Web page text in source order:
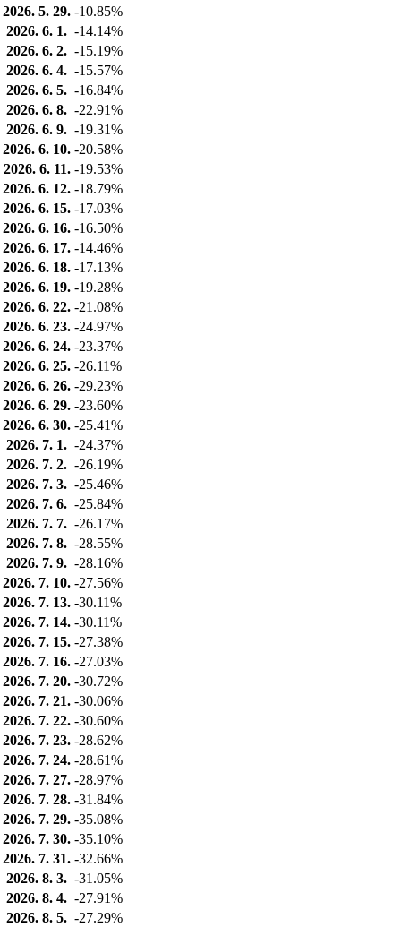
2026. 5. 29. -10.85%
2026. 6. 1. -14.14%
2026. 6. 2. -15.19%
2026. 6. 4. -15.57%
2026. 6. 5. -16.84%
2026. 6. 8. -22.91%
2026. 6. 9. -19.31%
2026. 6. 10. -20.58%
2026. 6. 11. -19.53%
2026. 6. 12. -18.79%
2026. 6. 15. -17.03%
2026. 6. 16. -16.50%
2026. 6. 17. -14.46%
2026. 6. 18. -17.13%
2026. 6. 19. -19.28%
2026. 6. 22. -21.08%
2026. 6. 23. -24.97%
2026. 6. 24. -23.37%
2026. 6. 25. -26.11%
2026. 6. 26. -29.23%
2026. 6. 29. -23.60%
2026. 6. 30. -25.41%
2026. 7. 1. -24.37%
2026. 7. 2. -26.19%
2026. 7. 3. -25.46%
2026. 7. 6. -25.84%
2026. 7. 7. -26.17%
2026. 7. 8. -28.55%
2026. 7. 9. -28.16%
2026. 7. 10. -27.56%
2026. 7. 13. -30.11%
2026. 7. 14. -30.11%
2026. 7. 15. -27.38%
2026. 7. 16. -27.03%
2026. 7. 20. -30.72%
2026. 7. 21. -30.06%
2026. 7. 22. -30.60%
2026. 7. 23. -28.62%
2026. 7. 24. -28.61%
2026. 7. 27. -28.97%
2026. 7. 28. -31.84%
2026. 7. 29. -35.08%
2026. 7. 30. -35.10%
2026. 7. 31. -32.66%
2026. 8. 3. -31.05%
2026. 8. 4. -27.91%
2026. 8. 5. -27.29%